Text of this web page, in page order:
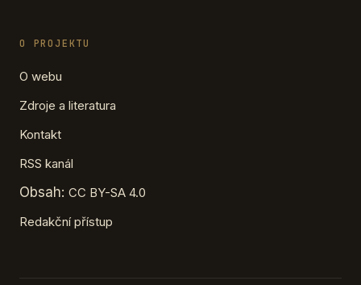
O PROJEKTU
O webu
Zdroje a literatura
Kontakt
RSS kanál
Obsah: CC BY-SA 4.0
Redakční přístup